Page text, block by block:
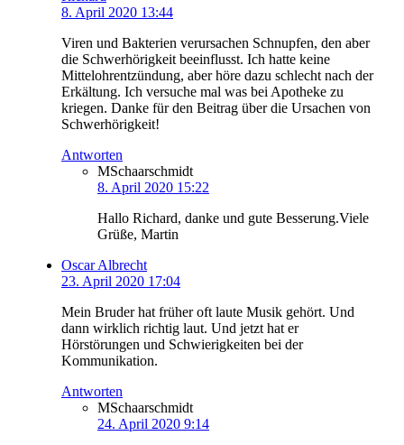
8. April 2020 13:44
Viren und Bakterien verursachen Schnupfen, den aber
die Schwerhörigkeit beeinflusst. Ich hatte keine
Mittelohrentzündung, aber höre dazu schlecht nach der
Erkältung. Ich versuche mal was bei Apotheke zu
kriegen. Danke für den Beitrag über die Ursachen von
Schwerhörigkeit!
Antworten
MSchaarschmidt
8. April 2020 15:22
Hallo Richard, danke und gute Besserung.Viele
Grüße, Martin
Oscar Albrecht
23. April 2020 17:04
Mein Bruder hat früher oft laute Musik gehört. Und
dann wirklich richtig laut. Und jetzt hat er
Hörstörungen und Schwierigkeiten bei der
Kommunikation.
Antworten
MSchaarschmidt
24. April 2020 9:14